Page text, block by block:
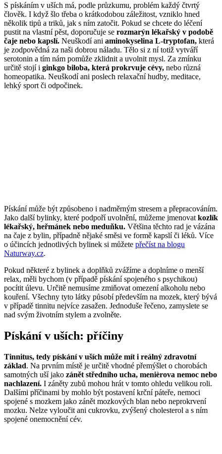
S pískáním v uších má, podle průzkumu, problém každý čtvrtý
člověk. I když šlo třeba o krátkodobou záležitost, vzniklo hned
několik tipů a triků, jak s ním zatočit. Pokud se chcete do léčení
pustit na vlastní pěst, doporučuje se rozmarýn lékařský v podobě
čaje nebo kapslí. Neuškodí ani aminokyselina L-tryptofan, která
je zodpovědná za naši dobrou náladu. Tělo si z ní totiž vytváří
serotonin a tím nám pomůže zklidnit a uvolnit mysl. Za zmínku
určitě stojí i ginkgo biloba, která prokrvuje cévy, nebo různá
homeopatika. Neuškodí ani poslech relaxační hudby, meditace,
lehký sport či odpočinek.
Pískání může být způsobeno i nadměrným stresem a přepracováním.
Jako další bylinky, které podpoří uvolnění, můžeme jmenovat kozlík
lékařský, heřmánek nebo meduňku. Většina těchto rad je vázána
na čaje z bylin, případně nějaké směsi ve formě kapslí či léků. Více
o účincích jednotlivých bylinek si můžete přečíst na blogu
Naturway.cz.
Pokud některé z bylinek a doplňků zvážíme a doplníme o menší
relax, měli bychom (v případě pískání spojeného s psychikou)
pocítit úlevu. Určitě nemusíme zmiňovat omezení alkoholu nebo
kouření. Všechny tyto látky působí především na mozek, který bývá
v případě tinnitu nejvíce zasažen. Jednoduše řečeno, zamyslete se
nad svým životním stylem a zvolněte.
Pískání v uších: příčiny
Tinnitus, tedy pískání v uších může mít i reálný zdravotní
základ. Na prvním místě je určitě vhodné přemýšlet o chorobách
samotných uší jako zánět středního ucha, menièrova nemoc nebo
nachlazení. I záněty zubů mohou hrát v tomto ohledu velikou roli.
Dalšími příčinami by mohlo být postavení krční páteře, nemoci
spojené s mozkem jako zánět mozkových blan nebo neprokrvení
mozku. Nelze vyloučit ani cukrovku, zvýšený cholesterol a s ním
spojené onemocnění cév.